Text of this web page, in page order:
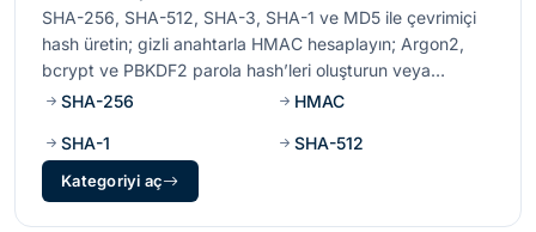
SHA-256, SHA-512, SHA-3, SHA-1 ve MD5 ile çevrimiçi
hash üretin; gizli anahtarla HMAC hesaplayın; Argon2,
bcrypt ve PBKDF2 parola hash’leri oluşturun veya
doğrulayın. Tüm hesaplamalar tarayıcınızda yerel olarak
SHA-256 HMAC
SHA-1 SHA-512
Kategoriyi aç